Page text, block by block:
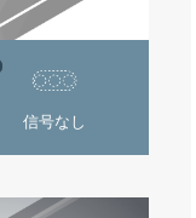
信号なし